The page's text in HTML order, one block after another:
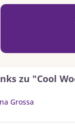
zu "Cool
Grossa